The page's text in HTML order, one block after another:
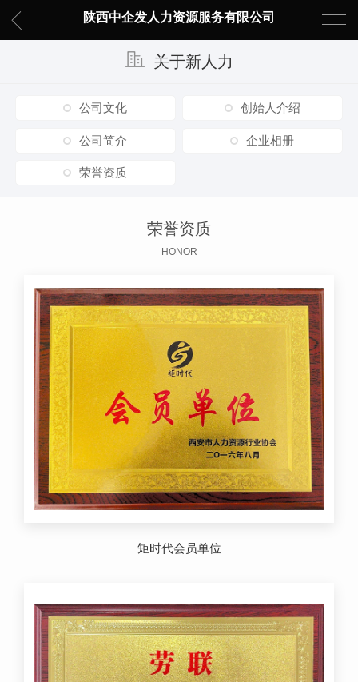
陕西中企发人力资源服务有限公司
关于新人力
公司文化 创始人介绍
公司简介 企业相册
荣誉资质
荣誉资质
HONOR
矩时代会员单位